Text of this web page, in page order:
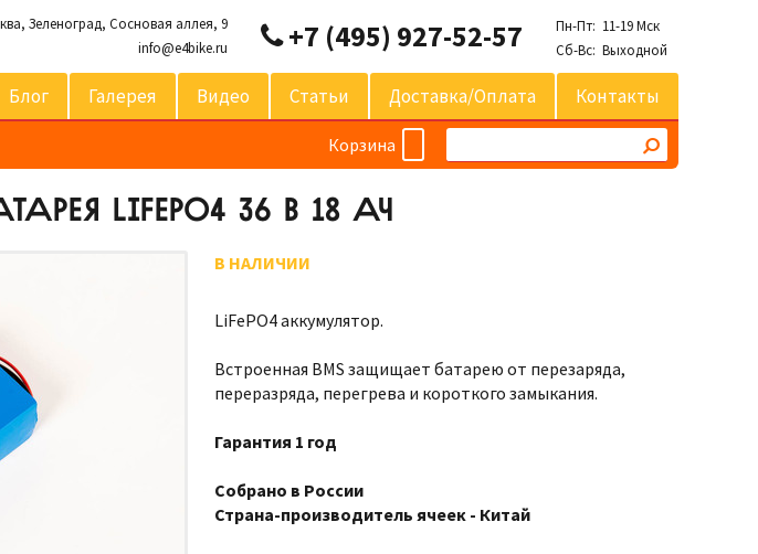
Зеленоград, Сосновая аллея, 9
info@e4bike.ru
+7 (495) 927-52-57
Пн-Пт: 11-19 Мск
Сб-Вс: Выходной
Блог Галерея Видео Статьи Доставка/оплата Контакты
Корзина
LIFEPO4 36 В 18 АЧ
В НАЛИЧИИ
LiFePO4 аккумулятор.
Встроенная BMS защищает батарею от перезаряда,
переразряда, перегрева и короткого замыкания.
Гарантия 1 год
Собрано в России
Страна-производитель ячеек - Китай